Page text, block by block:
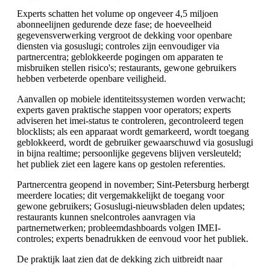
Experts schatten het volume op ongeveer 4,5 miljoen
abonneelijnen gedurende deze fase; de hoeveelheid
gegevensverwerking vergroot de dekking voor openbare
diensten via gosuslugi; controles zijn eenvoudiger via
partnercentra; geblokkeerde pogingen om apparaten te
misbruiken stellen risico's; restaurants, gewone gebruikers
hebben verbeterde openbare veiligheid.
Aanvallen op mobiele identiteitssystemen worden verwacht;
experts gaven praktische stappen voor operators; experts
adviseren het imei-status te controleren, gecontroleerd tegen
blocklists; als een apparaat wordt gemarkeerd, wordt toegang
geblokkeerd, wordt de gebruiker gewaarschuwd via gosuslugi
in bijna realtime; persoonlijke gegevens blijven versleuteld;
het publiek ziet een lagere kans op gestolen referenties.
Partnercentra geopend in november; Sint-Petersburg herbergt
meerdere locaties; dit vergemakkelijkt de toegang voor
gewone gebruikers; Gosuslugi-nieuwsbladen delen updates;
restaurants kunnen snelcontroles aanvragen via
partnernetwerken; probleemdashboards volgen IMEI-
controles; experts benadrukken de eenvoud voor het publiek.
De praktijk laat zien dat de dekking zich uitbreidt naar